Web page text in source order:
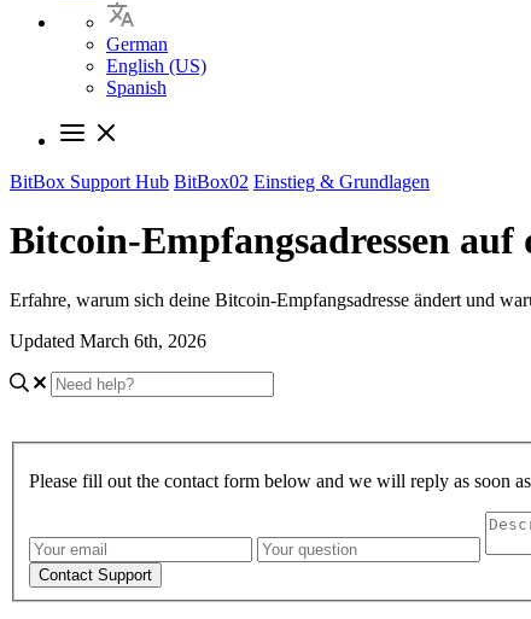
German
English (US)
Spanish
BitBox Support Hub BitBox02 Einstieg & Grundlagen
Bitcoin-Empfangsadressen
Erfahre, warum sich deine Bitcoin-Empfangsadresse ändert und
Updated March 6th, 2026
Please fill out the contact form below and we will reply as soon
Contact Support